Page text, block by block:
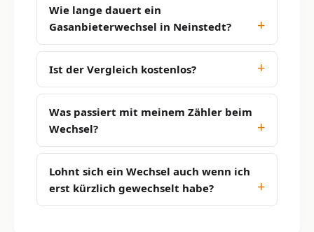
Wie lange dauert ein
Gasanbieterwechsel in Neinstedt?
Ist der Vergleich kostenlos?
Was passiert mit meinem Zähler beim
Wechsel?
Lohnt sich ein Wechsel auch wenn ich
erst kürzlich gewechselt habe?